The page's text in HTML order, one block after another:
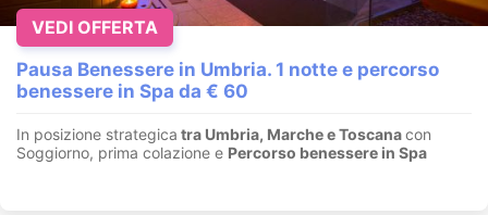
Pausa Benessere in Umbria. 1 notte e percorso
benessere in Spa da € 60
In posizione strategica tra Umbria, Marche e Toscanacon
Soggiorno, prima colazione e Percorso benessere in Spa
VEDI OFFERTA